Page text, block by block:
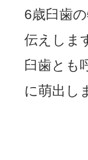
6歳臼歯
伝えしま
臼歯とも
に萌出し